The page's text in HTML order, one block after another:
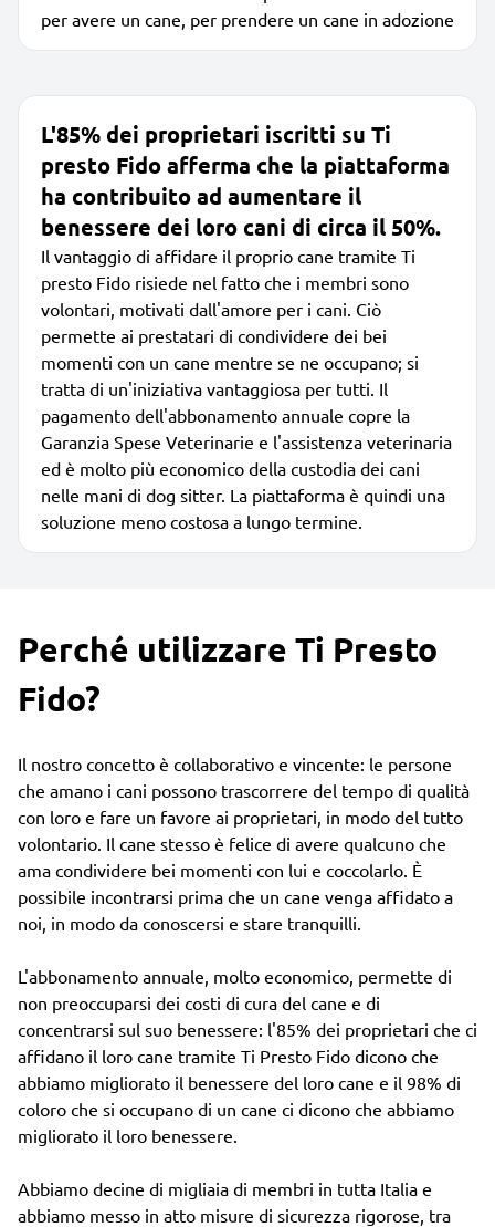
per avere un cane, per prendere un cane in adozione
L'85% dei proprietari iscritti su Ti
presto Fido afferma che la piattaforma
ha contribuito ad aumentare il
benessere dei loro cani di circa il 50%.
Il vantaggio di affidare il proprio cane tramite Ti
presto Fido risiede nel fatto che i membri sono
volontari, motivati dall'amore per i cani. Ciò
permette ai prestatari di condividere dei bei
momenti con un cane mentre se ne occupano; si
tratta di un'iniziativa vantaggiosa per tutti. Il
pagamento dell'abbonamento annuale copre la
Garanzia Spese Veterinarie e l'assistenza veterinaria
ed è molto più economico della custodia dei cani
nelle mani di dog sitter. La piattaforma è quindi una
soluzione meno costosa a lungo termine.
Perché utilizzare Ti Presto
Fido?
Il nostro concetto è collaborativo e vincente: le persone
che amano i cani possono trascorrere del tempo di qualità
con loro e fare un favore ai proprietari, in modo del tutto
volontario. Il cane stesso è felice di avere qualcuno che
ama condividere bei momenti con lui e coccolarlo. È
possibile incontrarsi prima che un cane venga affidato a
noi, in modo da conoscersi e stare tranquilli.
L'abbonamento annuale, molto economico, permette di
non preoccuparsi dei costi di cura del cane e di
concentrarsi sul suo benessere: l'85% dei proprietari che ci
affidano il loro cane tramite Ti Presto Fido dicono che
abbiamo migliorato il benessere del loro cane e il 98% di
coloro che si occupano di un cane ci dicono che abbiamo
migliorato il loro benessere.
Abbiamo decine di migliaia di membri in tutta Italia e
abbiamo messo in atto misure di sicurezza rigorose, tra